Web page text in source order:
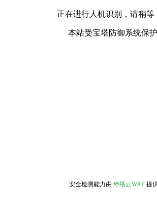
正在进行人机识别，请稍等
本站受宝塔防御系统保护
安全检测能力由 堡塔云WAF 提